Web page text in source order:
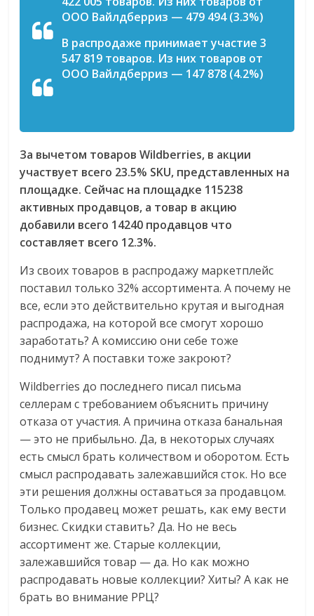
OOO Вайлдберриз — 479 494 (3.3%)
В распродаже принимает участие 3
547 819 товаров. Из них товаров от
OOO Вайлдберриз — 147 878 (4.2%)
За вычетом товаров Wildberries, в акции
участвует всего 23.5% SKU, представленных на
площадке. Сейчас на площадке 115238
активных продавцов, а товар в акцию
добавили всего 14240 продавцов что
составляет всего 12.3%.
Из своих товаров в распродажу маркетплейс
поставил только 32% ассортимента. А почему не
все, если это действительно крутая и выгодная
распродажа, на которой все смогут хорошо
заработать? А комиссию они себе тоже
поднимут? А поставки тоже закроют?
Wildberries до последнего писал письма
селлерам с требованием объяснить причину
отказа от участия. А причина отказа банальная
— это не прибыльно. Да, в некоторых случаях
есть смысл брать количеством и оборотом. Есть
смысл распродавать залежавшийся сток. Но все
эти решения должны оставаться за продавцом.
Только продавец может решать, как ему вести
бизнес. Скидки ставить? Да. Но не весь
ассортимент же. Старые коллекции,
залежавшийся товар — да. Но как можно
распродавать новые коллекции? Хиты? А как не
брать во внимание РРЦ?